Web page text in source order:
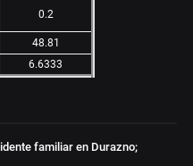
0.2
48.81
6.6333
familiar en Durazno;